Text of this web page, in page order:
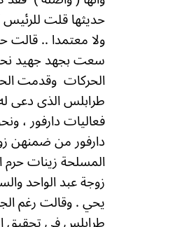
حديثها قلت للرئيس
ولا معتمدا .. قالت
سعت بجهد جهيد
الحركات وقدمت
طرابلس الذى دعى
فعاليات دارفور ،
دارفور من ضمنهن
المسلحة زينات حرم
زوجة عبد الواحد
يحي . وقالت رغم